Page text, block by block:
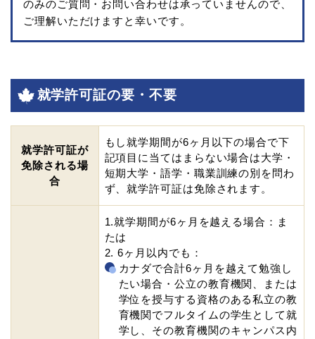
のみのご質問・お問い合わせは承っていませんので、
ご理解いただけますと幸いです。
就学許可証の要・不要
就学許可証が
免除される場
合
もし就学期間が6ヶ月以下の場合で下
記項目に当てはまらない場合は大学・
短期大学・語学・職業訓練の別を問わ
ず、就学許可証は免除されます。
1.就学期間が6ヶ月を越える場合：ま
たは
2. 6ヶ月以内でも：
カナダで合計6ヶ月を越えて勉強し
たい場合・公立の教育機関、または
学位を授与する資格のある私立の教
育機関でフルタイムの学生として就
学し、その教育機関のキャンパス内